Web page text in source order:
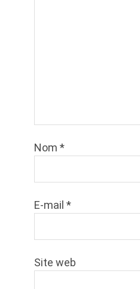
Nom *
E-mail *
Site web